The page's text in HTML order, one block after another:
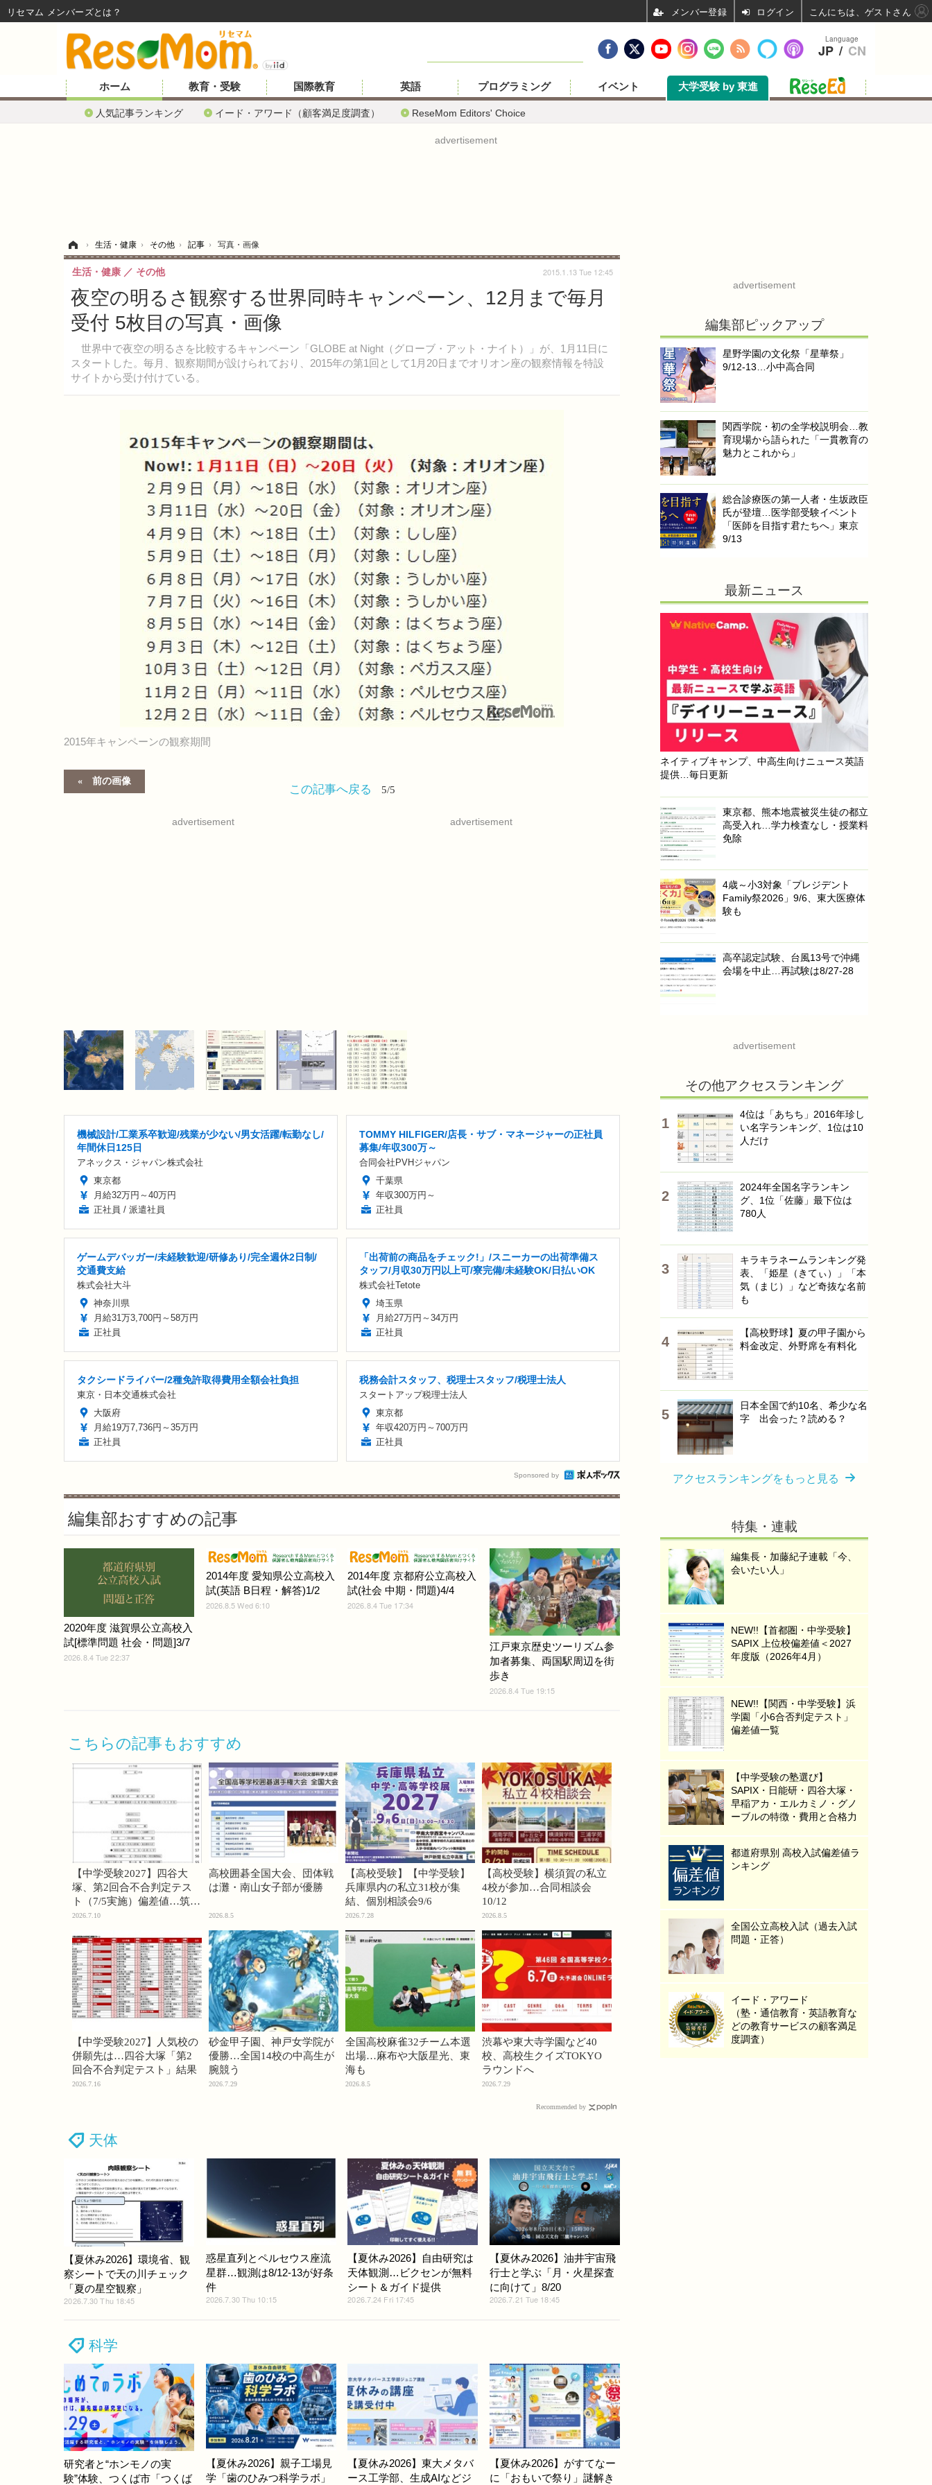
ホーム
人気記事ランキング イード・アワード（顧客満足度調査） ReseMom Editors' Choice
教育・受験 国際教育 英語 プログラミング イベント 大学受験 by 東進
advertisement
› 生活・健康 › その他 › 記事 › 写真・画像
夜空の明るさ観察する世界同時キャンペーン、12月まで毎月
受付 5枚目の写真・画像
世界中で夜空の明るさを比較するキャンペーン「GLOBE at Night（グローブ・アット・ナイト）」が、1月11日に
スタートした。毎月、観察期間が設けられており、2015年の第1回として1月20日までオリオン座の観察情報を特設
サイトから受け付けている。
生活・健康 その他 2015.1.13 Tue 12:45
2015年キャンペーンの観察期間
前の画像
この記事へ戻る 5/5
advertisement advertisement
機械設計/工業系卒歓迎/残業が少ない/男女活躍/転勤なし/
年間休日125日
アネックス・ジャパン株式会社
東京都
月給32万円～40万円
正社員 / 派遣社員
TOMMY HILFIGER/店長・サブ・マネージャーの正社員
募集/年収300万～
合同会社PVHジャパン
千葉県
年収300万円～
正社員
ゲームデバッガー/未経験歓迎/研修あり/完全週休2日制/
交通費支給
株式会社大斗
神奈川県
月給31万3,700円～58万円
正社員
「出荷前の商品をチェック!」/スニーカーの出荷準備ス
タッフ/月収30万円以上可/寮完備/未経験OK/日払いOK
株式会社Tetote
埼玉県
月給27万円～34万円
正社員
タクシードライバー/2種免許取得費用全額会社負担
東京・日本交通株式会社
大阪府
月給19万7,736円～35万円
正社員
税務会計スタッフ、税理士スタッフ/税理士法人
スタートアップ税理士法人
東京都
年収420万円～700万円
正社員
Sponsored by
編集部おすすめの記事
2020年度 滋賀県公立高校入
試[標準問題 社会・問題]3/7
2026.8.4 Tue 22:37
2014年度 愛知県公立高校入
試(英語 B日程・解答)1/2
2026.8.5 Wed 6:10
2014年度 京都府公立高校入
試(社会 中期・問題)4/4
2026.8.4 Tue 17:34
江戸東京歴史ツーリズム参
加者募集、両国駅周辺を街
歩き
2026.8.4 Tue 19:15
こちらの記事もおすすめ
【中学受験2027】四谷大
塚、第2回合不合判定テス
ト（7/5実施）偏差値…筑駒
74・桜蔭70＜PR＞
2026.7.10
高校囲碁全国大会、団体戦
は灘・南山女子部が優勝
2026.8.5
【高校受験】【中学受験】
兵庫県内の私立31校が集
結、個別相談会9/6
2026.7.28
【高校受験】横須賀の私立
4校が参加…合同相談会
10/12
2026.8.5
【中学受験2027】人気校の
併願先は…四谷大塚「第2
回合不合判定テスト」結果
2026.7.16
砂金甲子園、神戸女学院が
優勝…全国14校の中高生が
腕競う
2026.7.29
全国高校麻雀32チーム本選
出場…麻布や大阪星光、東
海も
2026.8.5
渋幕や東大寺学園など40
校、高校生クイズTOKYO
ラウンドへ
2026.7.29
Recommended by
天体
【夏休み2026】環境省、観
察シートで天の川チェック
「夏の星空観察」
2026.7.30 Thu 18:45
惑星直列とペルセウス座流
星群…観測は8/12-13が好条
件
2026.7.30 Thu 10:15
【夏休み2026】自由研究は
天体観測…ビクセンが無料
シート＆ガイド提供
2026.7.24 Fri 17:45
【夏休み2026】油井宇宙飛
行士と学ぶ「月・火星探査
に向けて」8/20
2026.7.21 Tue 18:45
科学
研究者と“ホンモノの実
験”体験、つくば市「つくば
【夏休み2026】親子工場見
学「歯のひみつ科学ラボ」
【夏休み2026】東大メタバ
ース工学部、生成AIなどジ
【夏休み2026】がすてなー
に「おもいで祭り」謎解き
advertisement
編集部ピックアップ
星野学園の文化祭「星華祭」
9/12-13…小中高合同
関西学院・初の全学校説明会…教
育現場から語られた「一貫教育の
魅力とこれから」
総合診療医の第一人者・生坂政臣
氏が登壇…医学部受験イベント
「医師を目指す君たちへ」東京
9/13
最新ニュース
ネイティブキャンプ、中高生向けニュース英語
提供…毎日更新
東京都、熊本地震被災生徒の都立
高受入れ…学力検査なし・授業料
免除
4歳～小3対象「プレジデント
Family祭2026」9/6、東大医療体
験も
高卒認定試験、台風13号で沖縄
会場を中止…再試験は8/27-28
advertisement
その他アクセスランキング
4位は「あちち」2016年珍し
い名字ランキング、1位は10
人だけ
2024年全国名字ランキン
グ、1位「佐藤」最下位は
780人
キラキラネームランキング発
表、「姫星（きてぃ）」「本
気（まじ）」など奇抜な名前
も
【高校野球】夏の甲子園から
料金改定、外野席を有料化
日本全国で約10名、希少な名
字 出会った？読める？
アクセスランキングをもっと見る
特集・連載
編集長・加藤紀子連載「今、
会いたい人」
NEW!!【首都圏・中学受験】
SAPIX 上位校偏差値＜2027
年度版（2026年4月）
NEW!!【関西・中学受験】浜
学園「小6合否判定テスト」
偏差値一覧
【中学受験の塾選び】
SAPIX・日能研・四谷大塚・
早稲アカ・エルカミノ・グノ
ーブルの特徴・費用と合格力
都道府県別 高校入試偏差値ラ
ンキング
全国公立高校入試（過去入試
問題・正答）
イード・アワード
（塾・通信教育・英語教育な
どの教育サービスの顧客満足
度調査）
Language
JP / CN
リセマム メンバーズ ログイン こんにちは、ゲストさん